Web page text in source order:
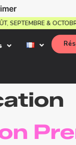
AOÛT, SEPTEMBRE &